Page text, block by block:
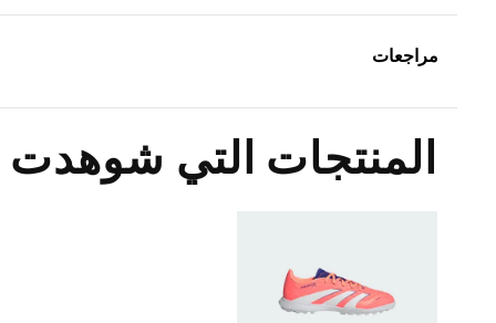
مراجعات
المنتجات التي شوهدت